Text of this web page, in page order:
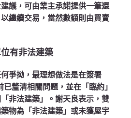
議，可由業主承諾提供一筆還
繼續交易，當然數額則由買賣
有非法建築
爭拗，最理想做法是在簽署
已釐清相關問題，並在「臨約」
非法建築」。謝天良表示，雙
物為「非法建築」或未獲屋宇